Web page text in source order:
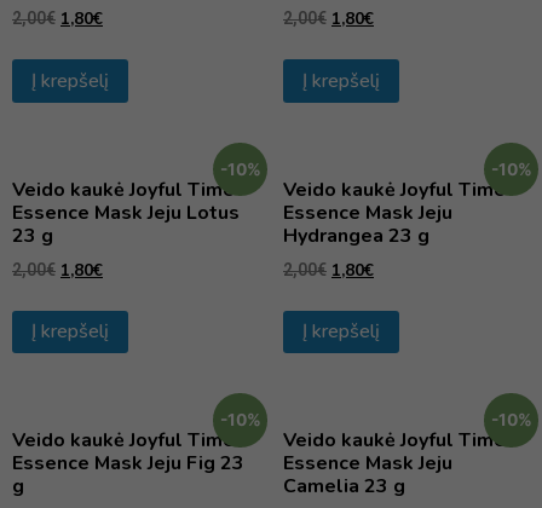
2,00€ 1,80€
Į krepšelį
2,00€ 1,80€
Į krepšelį
-10%
Veido kaukė Joyful Time
Essence Mask Jeju Lotus
23 g
2,00€ 1,80€
Į krepšelį
-10%
Veido kaukė Joyful Time
Essence Mask Jeju
Hydrangea 23 g
2,00€ 1,80€
Į krepšelį
-10%
Veido kaukė Joyful Time
Essence Mask Jeju Fig 23
g
-10%
Veido kaukė Joyful Time
Essence Mask Jeju
Camelia 23 g